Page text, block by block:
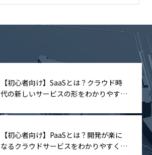
【初心者向け】SaaSとは？クラウド時
代の新しいサービスの形をわかりやすく
【初心者向け】PaaSとは？開発が楽に
なるクラウドサービスをわかりやすく解